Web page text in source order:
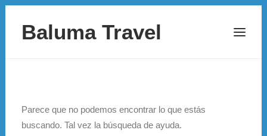
Baluma Travel
Parece que no podemos encontrar lo que estás
buscando. Tal vez la búsqueda de ayuda.